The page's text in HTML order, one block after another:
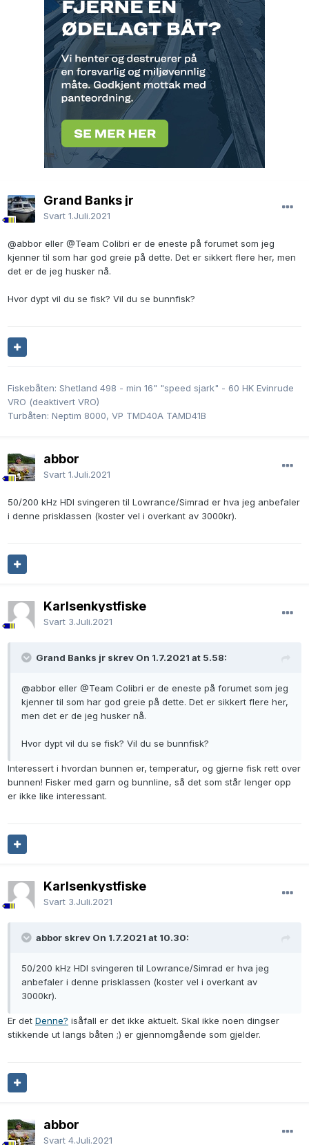
Grand Banks jr
Svart 1.Juli.2021
@abbor eller @Team Colibri er de eneste på forumet som jeg
kjenner til som har god greie på dette. Det er sikkert flere her, men
det er de jeg husker nå.
Hvor dypt vil du se fisk? Vil du se bunnfisk?
Fiskebåten: Shetland 498 - min 16" "speed sjark" - 60 HK Evinrude
VRO (deaktivert VRO)
Turbåten: Neptim 8000, VP TMD40A TAMD41B
abbor
Svart 1.Juli.2021
50/200 kHz HDI svingeren til Lowrance/Simrad er hva jeg anbefaler
i denne prisklassen (koster vel i overkant av 3000kr).
Karlsenkystfiske
Svart 3.Juli.2021
Grand Banks jr skrev On 1.7.2021 at 5.58:
@abbor eller @Team Colibri er de eneste på forumet som jeg
kjenner til som har god greie på dette. Det er sikkert flere her,
men det er de jeg husker nå.
Hvor dypt vil du se fisk? Vil du se bunnfisk?
Interessert i hvordan bunnen er, temperatur, og gjerne fisk rett over
bunnen! Fisker med garn og bunnline, så det som står lenger opp
er ikke like interessant.
Karlsenkystfiske
Svart 3.Juli.2021
abbor skrev On 1.7.2021 at 10.30:
50/200 kHz HDI svingeren til Lowrance/Simrad er hva jeg
anbefaler i denne prisklassen (koster vel i overkant av
3000kr).
Er det Denne? isåfall er det ikke aktuelt. Skal ikke noen dingser
stikkende ut langs båten ;) er gjennomgående som gjelder.
abbor
Svart 4.Juli.2021